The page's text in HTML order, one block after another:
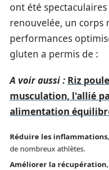
ont été
renouvelée, un corps
performances
gluten a permis de :
A voir aussi : Riz
musculation, l'allié
alimentation
Réduire les inflammations
de nombreux athlètes.
Améliorer la récupération